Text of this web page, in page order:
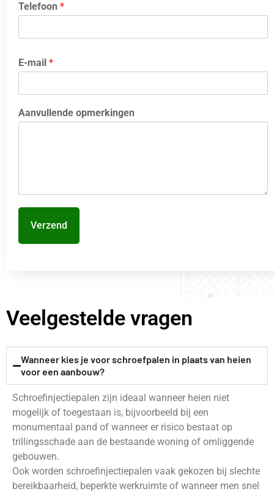
Telefoon *
E-mail *
Aanvullende opmerkingen
Verzend
Veelgestelde vragen
Wanneer kies je voor schroefpalen in plaats van heien
voor een aanbouw?
Schroefinjectiepalen zijn ideaal wanneer heien niet
mogelijk of toegestaan is, bijvoorbeeld bij een
monumentaal pand of wanneer er risico bestaat op
trillingsschade aan de bestaande woning of omliggende
gebouwen.
Ook worden schroefinjectiepalen vaak gekozen bij slechte
bereikbaarheid, beperkte werkruimte of wanneer men snel